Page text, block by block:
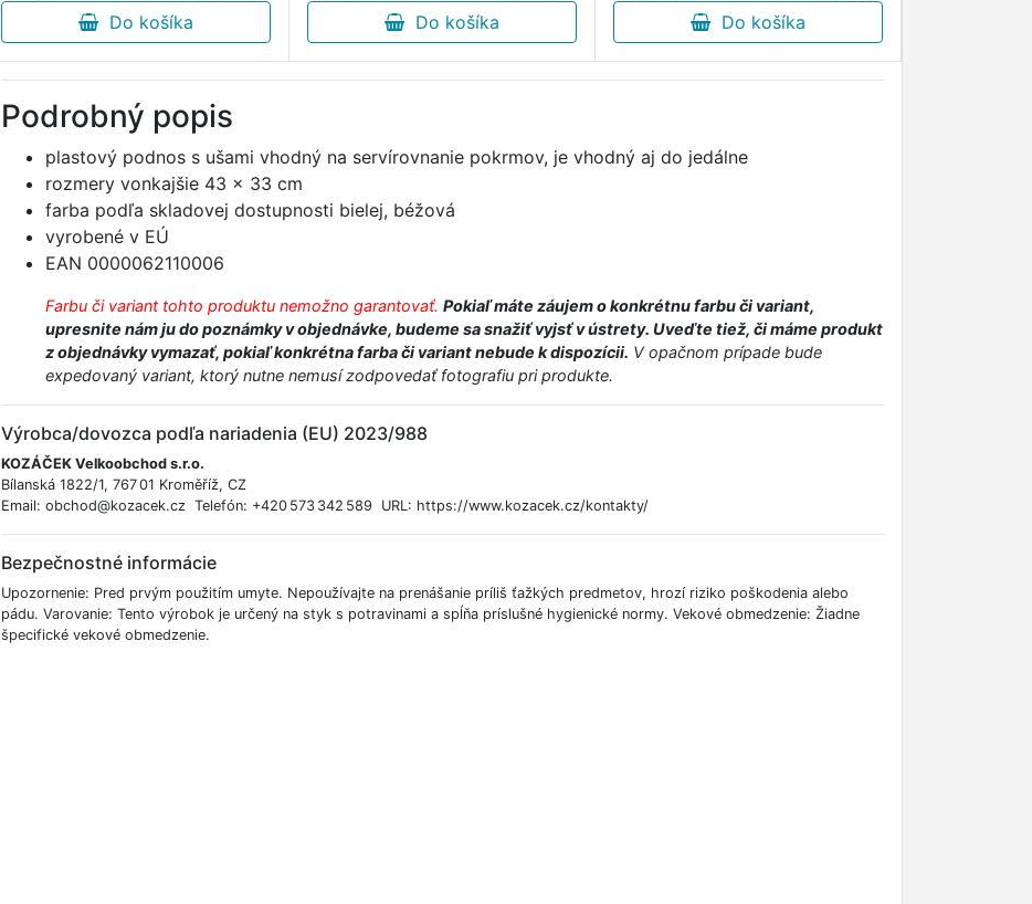
Do košíka
Do košíka
Do košíka
Podrobný popis
plastový podnos s ušami vhodný na servírovnanie pokrmov, je vhodný aj do jedálne
rozmery vonkajšie 43 x 33 cm
farba podľa skladovej dostupnosti bielej, béžová
vyrobené v EÚ
EAN 0000062110006
Farbu či variant tohto produktu nemožno garantovať. Pokiaľ máte záujem o konkrétnu farbu či variant,
upresnite nám ju do poznámky v objednávke, budeme sa snažiť vyjsť v ústrety. Uveďte tiež, či máme produkt
z objednávky vymazať, pokiaľ konkrétna farba či variant nebude k dispozícii. V opačnom prípade bude
expedovaný variant, ktorý nutne nemusí zodpovedať fotografiu pri produkte.
Výrobca/dovozca podľa nariadenia (EU) 2023/988
KOZÁČEK Velkoobchod s.r.o.
Bílanská 1822/1, 767 01 Kroměříž, CZ
Email: obchod@kozacek.cz Telefón: +420 573 342 589 URL: https://www.kozacek.cz/kontakty/
Bezpečnostné informácie
Upozornenie: Pred prvým použitím umyte. Nepoužívajte na prenášanie príliš ťažkých predmetov, hrozí riziko poškodenia alebo
pádu. Varovanie: Tento výrobok je určený na styk s potravinami a spĺňa príslušné hygienické normy. Vekové obmedzenie: Žiadne
špecifické vekové obmedzenie.